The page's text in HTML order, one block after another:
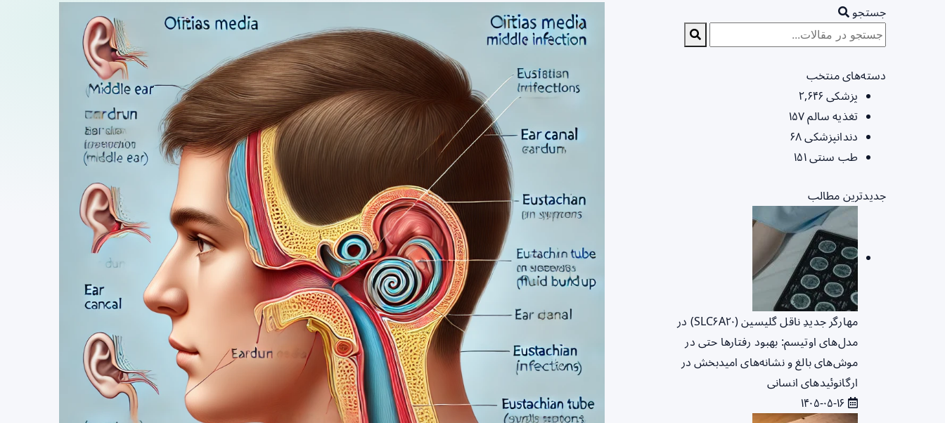
جستجو
دسته‌های منتخب
پزشکی۲,۶۴۶
تغذیه سالم۱۵۷
دندانپزشکی۶۸
طب سنتی۱۵۱
جدیدترین مطالب
مهارگر جدیدِ ناقل گلیسین (SLC۶A۲۰) در
مدل‌های اوتیسم: بهبود رفتارها حتی در
موش‌های بالغ و نشانه‌های امیدبخش در
ارگانوئیدهای انسانی